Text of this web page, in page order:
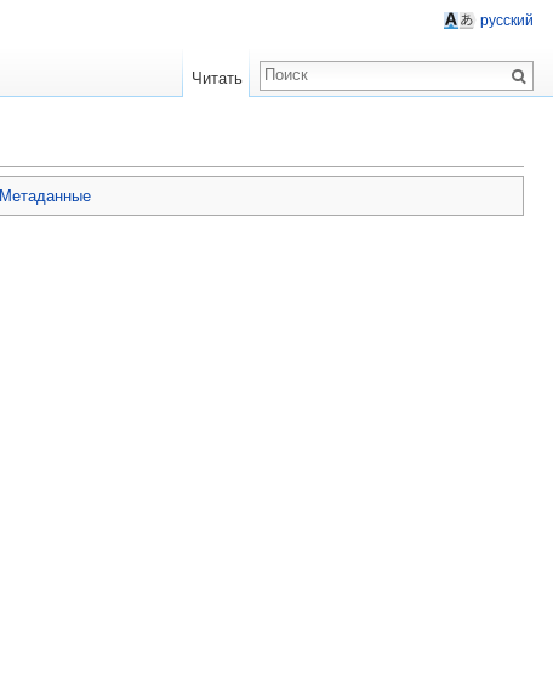
Метаданные
русский
Читать